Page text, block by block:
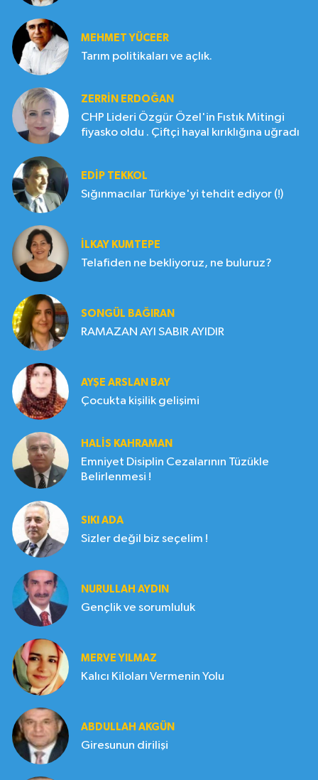
MEHMET YÜCEER
Tarım politikaları ve açlık.
ZERRIN ERDOĞAN
CHP Lideri Özgür Özel'in Fıstık Mitingi
fiyasko oldu . Çiftçi hayal kırıklığına uğradı
EDIP TEKKOL
Sığınmacılar Türkiye'yi tehdit ediyor (!)
İLKAY KUMTEPE
Telafiden ne bekliyoruz, ne buluruz?
SONGÜL BAĞIRAN
RAMAZAN AYI SABIR AYIDIR
AYŞE ARSLAN BAY
Çocukta kişilik gelişimi
HALIS KAHRAMAN
Emniyet Disiplin Cezalarının Tüzükle
Belirlenmesi !
SIKI ADA
Sizler değil biz seçelim !
NURULLAH AYDIN
Gençlik ve sorumluluk
MERVE YILMAZ
Kalıcı Kiloları Vermenin Yolu
ABDULLAH AKGÜN
Giresunun dirilişi